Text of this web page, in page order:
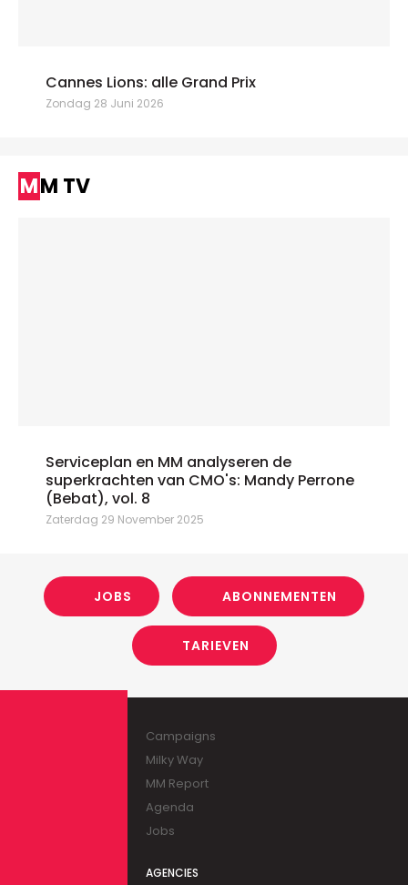
Cannes Lions: alle Grand Prix
Zondag 28 Juni 2026
MM TV
Serviceplan en MM analyseren de
superkrachten van CMO's: Mandy Perrone
(Bebat), vol. 8
Zaterdag 29 November 2025
JOBS ABONNEMENTEN
TARIEVEN
Campaigns
Milky Way
MM Report
Agenda
Jobs
AGENCIES